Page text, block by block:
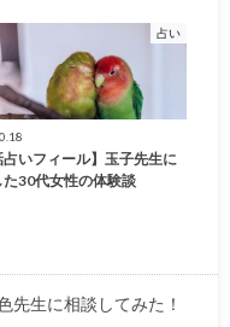
占い
占いフィール】玉子先生に
た30代女性の体験談
先生に相談してみた！